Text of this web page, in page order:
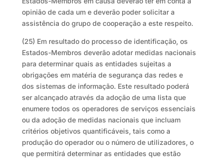
opinião de cada um e deverão poder solicitar a
assistência do grupo de cooperação a este respeito.
(25) Em resultado do processo de identificação, os
Estados-Membros deverão adotar medidas nacionais
para determinar quais as entidades sujeitas a
obrigações em matéria de segurança das redes e
dos sistemas de informação. Este resultado poderá
ser alcançado através da adoção de uma lista que
enumere todos os operadores de serviços essenciais
ou da adoção de medidas nacionais que incluam
critérios objetivos quantificáveis, tais como a
produção do operador ou o número de utilizadores, o
que permitirá determinar as entidades que estão